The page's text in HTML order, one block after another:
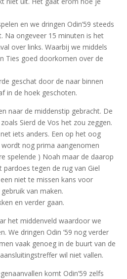
en we dringen Odin’59 steeds
Na ongeveer 15 minuten is het
over links. Waarbij we middels
Ties goed doorkomen over de
geschat door de naar binnen
in de hoek geschoten.
naar de middenstip gebracht. De
Sierd de Vos het zou zeggen.
iets anders. Een op het oog
nog prima aangenomen
spelende ) Noah maar de daarop
tegen de rug van Giel
niet te missen kans voor
van maken.
en verder gaan.
het middenveld waardoor we
We dringen Odin ’59 nog verder
vaak genoeg in de buurt van de
wil niet vallen.
komt Odin’59 zelfs